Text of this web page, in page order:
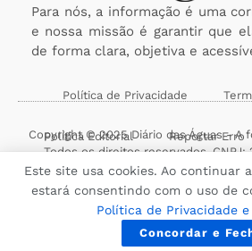
Para nós, a informação é uma
e nossa missão é garantir que
de forma clara, objetiva e
Política de Privacidade
Política Editorial Reportar Erro
Copyright © 2025 Diário das Águas - A
Todos os direitos reservados. CNPJ:
Este site usa cookies. Ao continuar
estará consentindo com o uso de
Política de Privacidade e
Concordar e